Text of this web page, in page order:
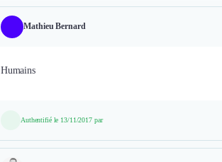
Mathieu Bernard
Humains
Authentifié le 13/11/2017 par